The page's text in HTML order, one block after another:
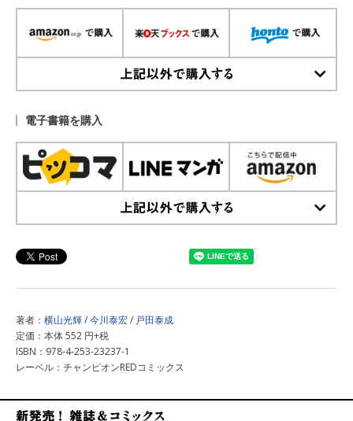
電子書籍を購入
著者： 横山光輝/今川泰宏/ 戸田泰成
定価：本体 552 円+税
ISBN：978-4-253-23237-1
レーベル：チャンピオンREDコミックス